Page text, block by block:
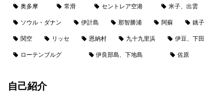
奥多摩 常滑 セントレア空港 米子、出雲
ソウル・ダナン 伊計島 那智勝浦 阿蘇 銚子
関空 リッセ 恩納村 九十九里浜 伊豆、下田
ローテンブルグ 伊良部島、下地島 佐原
自己紹介